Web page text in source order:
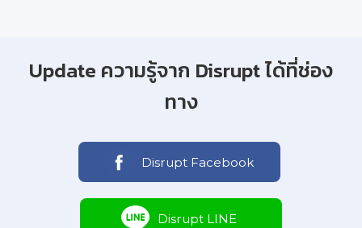
Update ความรู้จาก Disrupt ได้ที่ช่อง
ทาง
Disrupt Facebook
Disrupt LINE